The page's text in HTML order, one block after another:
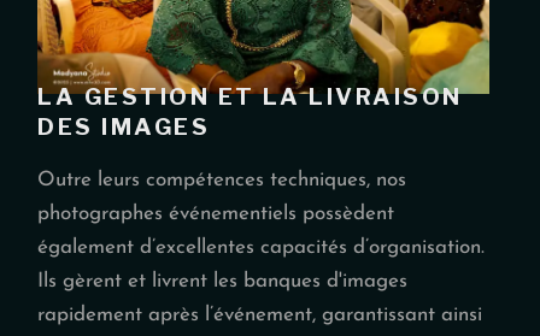
LA GESTION ET LA LIVRAISON
DES IMAGES
Outre leurs compétences techniques, nos
photographes événementiels possèdent
également d’excellentes capacités d’organisation.
Ils gèrent et livrent les banques d'images
rapidement après l’événement, garantissant ainsi